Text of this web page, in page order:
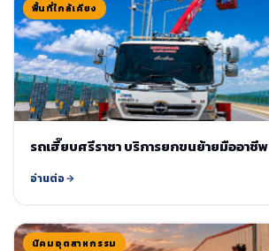
พื้นที่ใกล้เคียง
รถเฮี๊ยบศรีราชา บริการยกขนย้ายมืออาชีพ
อ่านต่อ
นิคมอุตสาหกรรม